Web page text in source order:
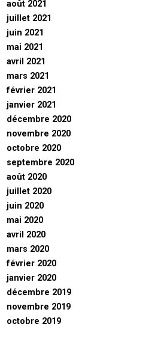
août 2021
juillet 2021
juin 2021
mai 2021
avril 2021
mars 2021
février 2021
janvier 2021
décembre 2020
novembre 2020
octobre 2020
septembre 2020
août 2020
juillet 2020
juin 2020
mai 2020
avril 2020
mars 2020
février 2020
janvier 2020
décembre 2019
novembre 2019
octobre 2019